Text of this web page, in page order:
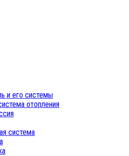
и его системы
отопления
система